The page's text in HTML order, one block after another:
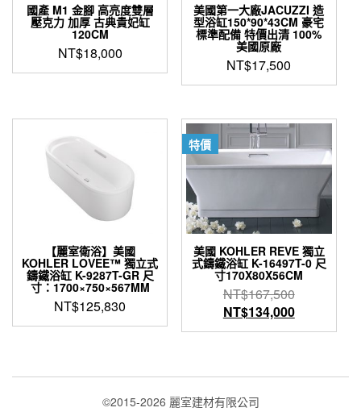
國產 M1 金腳 高亮度雙層
壓克力 加厚 古典貴妃缸
120CM
NT$18,000
美國第一大廠JACUZZI 造
型浴缸150*90*43CM 豪宅
標準配備 特價出清 100%
美國原廠
NT$17,500
【麗室衛浴】美國
KOHLER LOVEE™ 獨立式
鑄鐵浴缸 K-9287T-GR 尺
寸：1700×750×567MM
NT$125,830
特價
美國 KOHLER REVE 獨立
式鑄鐵浴缸 K-16497T-0 尺
寸170X80X56CM
NT$167,500原
始
價
NT$134,000目
前
©2015-2026 麗室建材有限公司